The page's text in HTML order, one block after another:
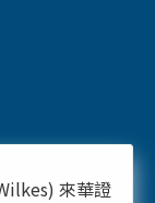
來華證